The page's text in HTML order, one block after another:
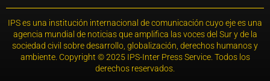
IPS es una institución internacional de comunicación cuyo eje es una
agencia mundial de noticias que amplifica las voces del Sur y de la
sociedad civil sobre desarrollo, globalización, derechos humanos y
ambiente. Copyright © 2025 IPS-Inter Press Service. Todos los
derechos reservados.